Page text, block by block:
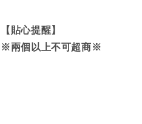
【貼心提醒】
※兩個以上不可超商※